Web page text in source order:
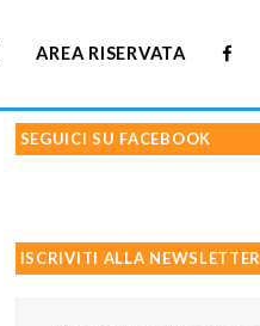
AREA RISERVATA
SEGUICI SU FACEBOOK
ISCRIVITI ALLA NEWSLETTER